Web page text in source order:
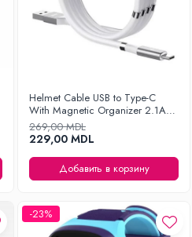
Helmet Cable USB to Type-C
With Magnetic Organizer 2.1A
1m, White
269,00 MDL
229,00 MDL
Добавить в корзину
-23%